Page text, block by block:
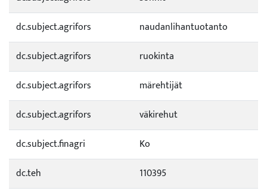
dc.subject.agrifors
naudanlihantuotanto
dc.subject.agrifors
ruokinta
dc.subject.agrifors
märehtijät
dc.subject.agrifors
väkirehut
dc.subject.finagri
Ko
dc.teh
110395